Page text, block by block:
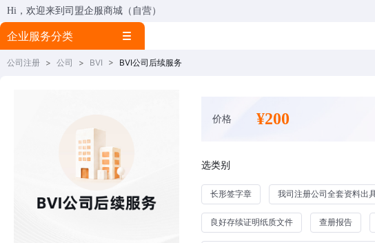
Hi，欢迎来到司盟企服商城（自营）
企业服务分类
公司注册 > 公司 > BVI > BVI公司后续服务
价格 ¥200
选类别
长形签字章 我司注册公司全套资料出
良好存续证明纸质文件 查册报告